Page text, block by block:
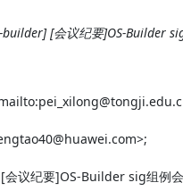
[会议纪要]OS-Builder
议纪要]OS-Builder sig组例会